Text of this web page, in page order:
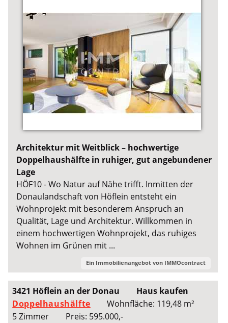
Architektur mit Weitblick – hochwertige
Doppelhaushälfte in ruhiger, gut angebundener
Lage
HÖF10 - Wo Natur auf Nähe trifft. Inmitten der
Donaulandschaft von Höflein entsteht ein
Wohnprojekt mit besonderem Anspruch an
Qualität, Lage und Architektur. Willkommen in
einem hochwertigen Wohnprojekt, das ruhiges
Wohnen im Grünen mit ...
Ein Immobilienangebot von IMMOcontract
3421 Höflein an der Donau
Haus kaufen
Doppelhaushälfte
Wohnfläche: 119,48 m²
5 Zimmer
Preis: 595.000,-